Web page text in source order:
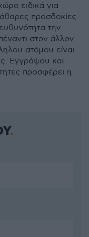
ειδικά για
προσδοκίες.
την
στον άλλον.
ατόμου είναι
Εγγράψου και
προσφέρει η